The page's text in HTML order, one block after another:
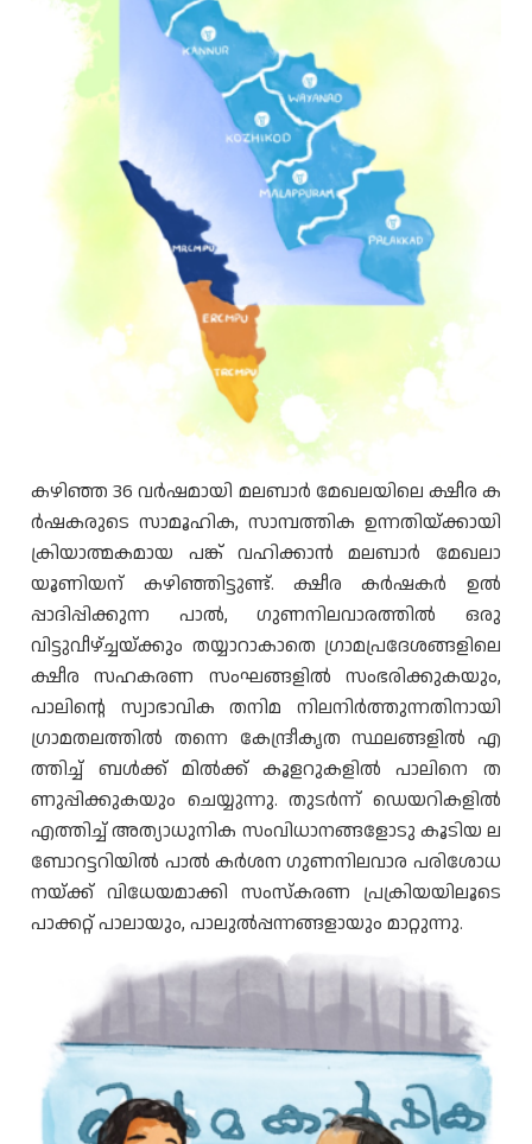
കഴിഞ്ഞ 36 വർഷമായി മലബാർ മേഖലയിലെ ക്ഷീര ക
ർഷകരുടെ സാമൂഹിക, സാമ്പത്തിക ഉന്നതിയ്ക്കായി
ക്രിയാത്മകമായ പങ്ക് വഹിക്കാൻ മലബാർ മേഖലാ
യൂണിയന് കഴിഞ്ഞിട്ടുണ്ട്. ക്ഷീര കർഷകർ ഉൽ
പ്പാദിപ്പിക്കുന്ന പാൽ, ഗുണനിലവാരത്തിൽ ഒരു
വിട്ടുവീഴ്ച്ചയ്ക്കും തയ്യാറാകാതെ ഗ്രാമപ്രദേശങ്ങളിലെ
ക്ഷീര സഹകരണ സംഘങ്ങളിൽ സംഭരിക്കുകയും,
പാലിൻ്റെ സ്വാഭാവിക തനിമ നിലനിർത്തുന്നതിനായി
ഗ്രാമതലത്തിൽ തന്നെ കേന്ദ്രീകൃത സ്ഥലങ്ങളിൽ എ
ത്തിച്ച് ബൾക്ക് മിൽക്ക് കൂളറുകളിൽ പാലിനെ ത
ണുപ്പിക്കുകയും ചെയ്യുന്നു. തുടർന്ന് ഡെയറികളിൽ
എത്തിച്ച് അത്യാധുനിക സംവിധാനങ്ങളോടു കൂടിയ ല
ബോറട്ടറിയിൽ പാൽ കർശന ഗുണനിലവാര പരിശോധ
നയ്ക്ക് വിധേയമാക്കി സംസ്കരണ പ്രക്രിയയിലൂടെ
പാക്കറ്റ് പാലായും, പാലുൽപ്പന്നങ്ങളായും മാറ്റുന്നു.